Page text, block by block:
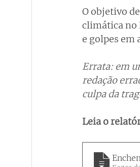
O objetivo
climática no
e golpes em
Errata: em
redação
culpa da
Leia o